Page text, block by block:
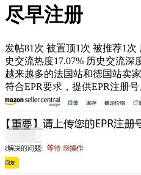
尽早注册
发帖81次 被置顶1次 被推荐1次
史交流热度17.07% 历史交流深
越来越多的法国站和德国站卖
符合EPR要求，提供EPR注册号